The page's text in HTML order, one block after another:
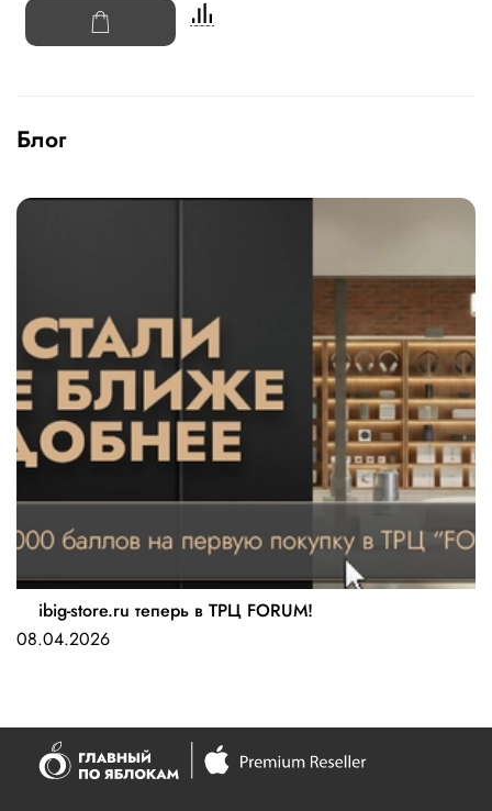
Блог
ibig-store.ru теперь в ТРЦ FORUM!
08.04.2026